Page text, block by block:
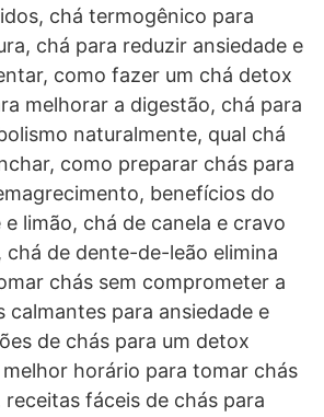
chá termogênico para
chá para reduzir ansiedade e
como fazer um chá detox
melhorar a digestão, chá para
naturalmente, qual chá
como preparar chás para
benefícios do
limão, chá de canela e cravo
chá de dente-de-leão elimina
chás sem comprometer a
calmantes para ansiedade e
de chás para um detox
horário para tomar chás
fáceis de chás para